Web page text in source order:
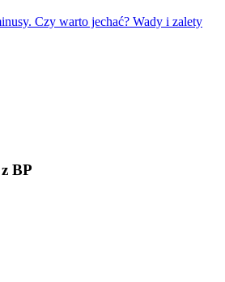
Czy warto jechać? Wady i zalety
BP